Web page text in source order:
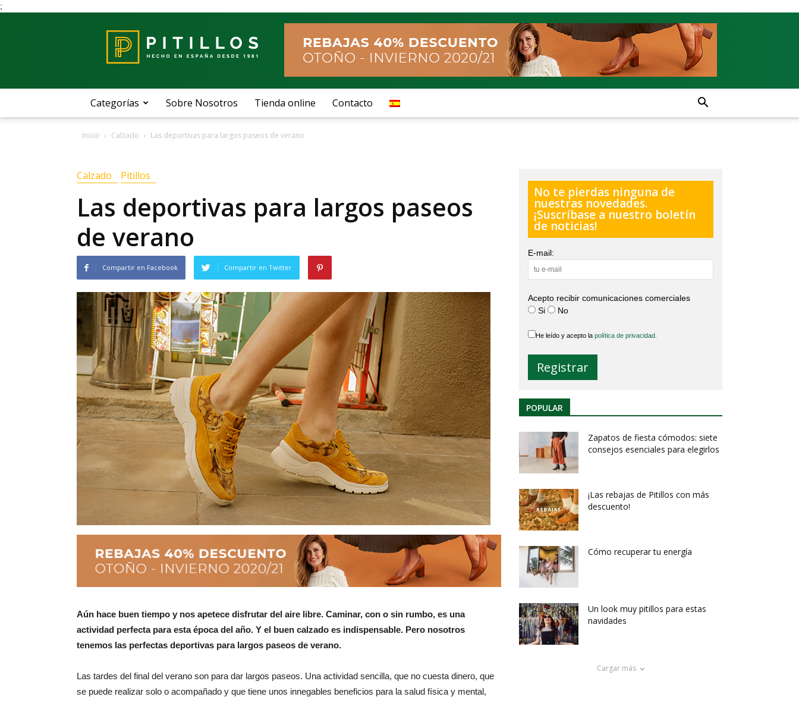
;
Pitillos
Categorías Sobre Nosotros Tienda online Contacto
Inicio Calzado Las deportivas para largos paseos de verano
Calzado Pitillos
Las deportivas para largos paseos
de verano
Compartir en Facebook Compartir en Twitter
Aún hace buen tiempo y nos apetece disfrutar del aire libre. Caminar, con o sin rumbo, es una
actividad perfecta para esta época del año. Y el buen calzado es indispensable. Pero nosotros
tenemos las perfectas deportivas para largos paseos de verano.
Las tardes del final del verano son para dar largos paseos. Una actividad sencilla, que no cuesta dinero, que
se puede realizar solo o acompañado y que tiene unos innegables beneficios para la salud física y mental,
No te pierdas ninguna de
nuestras novedades.
¡Suscríbase a nuestro boletín
de noticias!
E-mail:
Acepto recibir comunicaciones comerciales
Si
No
He leído y acepto la política de privacidad.
POPULAR
Zapatos de fiesta cómodos: siete
consejos esenciales para elegirlos
¡Las rebajas de Pitillos con más
descuento!
Cómo recuperar tu energía
Un look muy pitillos para estas
navidades
Cargar más